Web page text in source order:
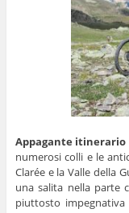
Appagante itinerario
numerosi colli e le
Clarée e la Valle della
una salita nella parte
piuttosto impegnativa